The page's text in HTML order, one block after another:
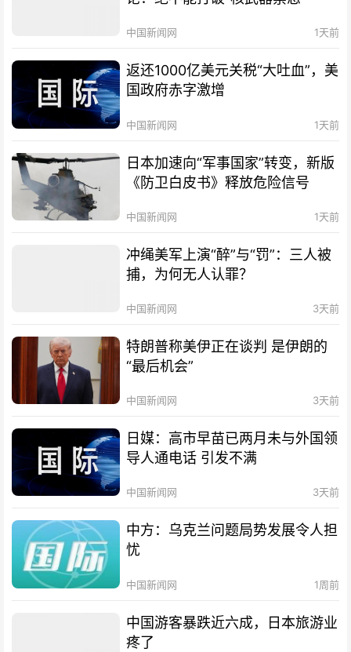
中国新闻网 1天前
返还1000亿美元关税“大吐血”，美
国政府赤字激增
中国新闻网 1天前
日本加速向“军事国家”转变，新版
《防卫白皮书》释放危险信号
中国新闻网 1天前
冲绳美军上演“醉”与“罚”：三人被
捕，为何无人认罪？
中国新闻网 3天前
特朗普称美伊正在谈判 是伊朗的
“最后机会”
中国新闻网 3天前
日媒：高市早苗已两月未与外国领
导人通电话 引发不满
中国新闻网 3天前
中方：乌克兰问题局势发展令人担
忧
中国新闻网 1周前
中国游客暴跌近六成，日本旅游业
疼了